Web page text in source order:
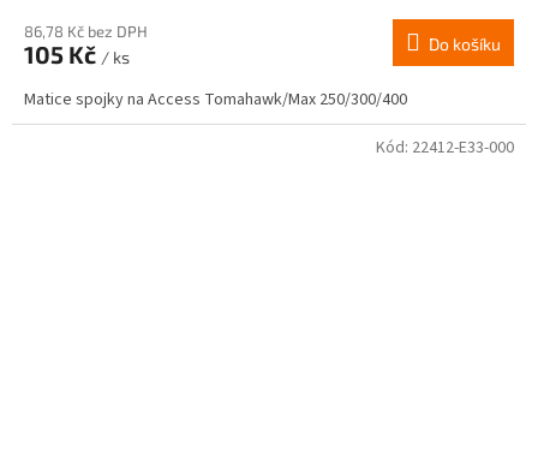
86,78 Kč bez DPH
105 Kč / ks
Do košíku
Matice spojky na Access Tomahawk/Max 250/300/400
Kód: 22412-E33-000